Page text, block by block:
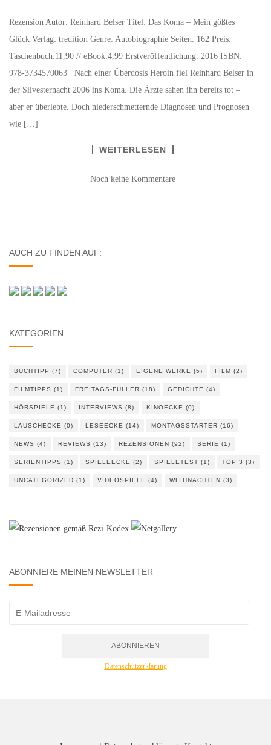
Rezension Autor: Reinhard Belser Titel: Das Koma – Mein gößtes
Glück Verlag: tredition Genre: Autobiographie Seiten: 162 Preis:
Taschenbuch:11,90 // eBook:4,99 Erstveröffentlichung: 2016 ISBN:
978-3734570063 Nach einer Überdosis Heroin fiel Reinhard Belser in
der Silvesternacht 2006 ins Koma. Die Ärzte sahen ihn bereits tot –
aber er überlebte. Doch niederschmetternde Diagnosen und Prognosen
wie […]
WEITERLESEN
Noch keine Kommentare
AUCH ZU FINDEN AUF:
KATEGORIEN
BUCHTIPP (7) COMPUTER (1) EIGENE WERKE (5) FILM (2)
FILMTIPPS (1) FREITAGS-FÜLLER (18) GEDICHTE (4)
HÖRSPIELE (1) INTERVIEWS (8) KINOECKE (0)
LAUSCHECKE (0) LESEECKE (14) MONTAGSSTARTER (16)
NEWS (4) REVIEWS (13) REZENSIONEN (92) SERIE (1)
SERIENTIPPS (1) SPIELEECKE (2) SPIELETEST (1) TOP 3 (3)
UNCATEGORIZED (1) VIDEOSPIELE (4) WEIHNACHTEN (3)
ABONNIERE MEINEN NEWSLETTER
Datenschutzerklärung